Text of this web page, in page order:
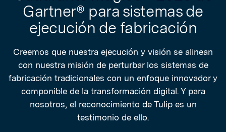
Gartner® para sistemas de
ejecución de fabricación
Creemos que nuestra ejecución y visión se alinean
con nuestra misión de perturbar los sistemas de
fabricación tradicionales con un enfoque innovador y
componible de la transformación digital. Y para
nosotros, el reconocimiento de Tulip es un
testimonio de ello.